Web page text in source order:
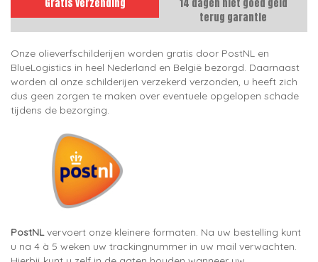
Gratis verzending
14 dagen niet goed geld
terug garantie
Onze olieverfschilderijen worden gratis door PostNL en
BlueLogistics in heel Nederland en België bezorgd. Daarnaast
worden al onze schilderijen verzekerd verzonden, u heeft zich
dus geen zorgen te maken over eventuele opgelopen schade
tijdens de bezorging.
PostNLvervoert onze kleinere formaten. Na uw bestelling kunt
u na 4 à 5 weken uw trackingnummer in uw mail verwachten.